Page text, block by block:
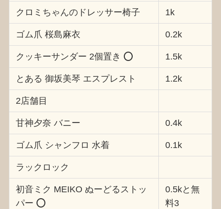
クロミちゃんのドレッサー椅子 1k
ゴム爪 桜島麻衣 0.2k
クッキーサンダー 2個置き ⭕️ 1.5k
とある 御坂美琴 エスプレスト 1.2k
2店舗目
甘神夕奈 バニー 0.4k
ゴム爪 シャンフロ 水着 0.1k
ラックロック
初音ミク MEIKO ぬーどるストッ
パー ⭕️
0.5kと無
料3